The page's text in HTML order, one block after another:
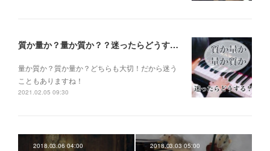
質か量か？量か質か？？迷ったらどうする？？？
量か質か？ 質か量か？ どちらも大切！だから迷う
こともありますね！
2021.02.05 09:30
2018.03.06 04:00 2018.03.03 05:00